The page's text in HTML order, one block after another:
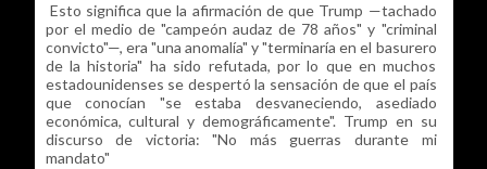
Esto significa que la afirmación de que Trump —tachado
por el medio de "campeón audaz de 78 años" y "criminal
convicto"—, era "una anomalía" y "terminaría en el basurero
de la historia" ha sido refutada, por lo que en muchos
estadounidenses se despertó la sensación de que el país
que conocían "se estaba desvaneciendo, asediado
económica, cultural y demográficamente". Trump en su
discurso de victoria: "No más guerras durante mi
mandato"